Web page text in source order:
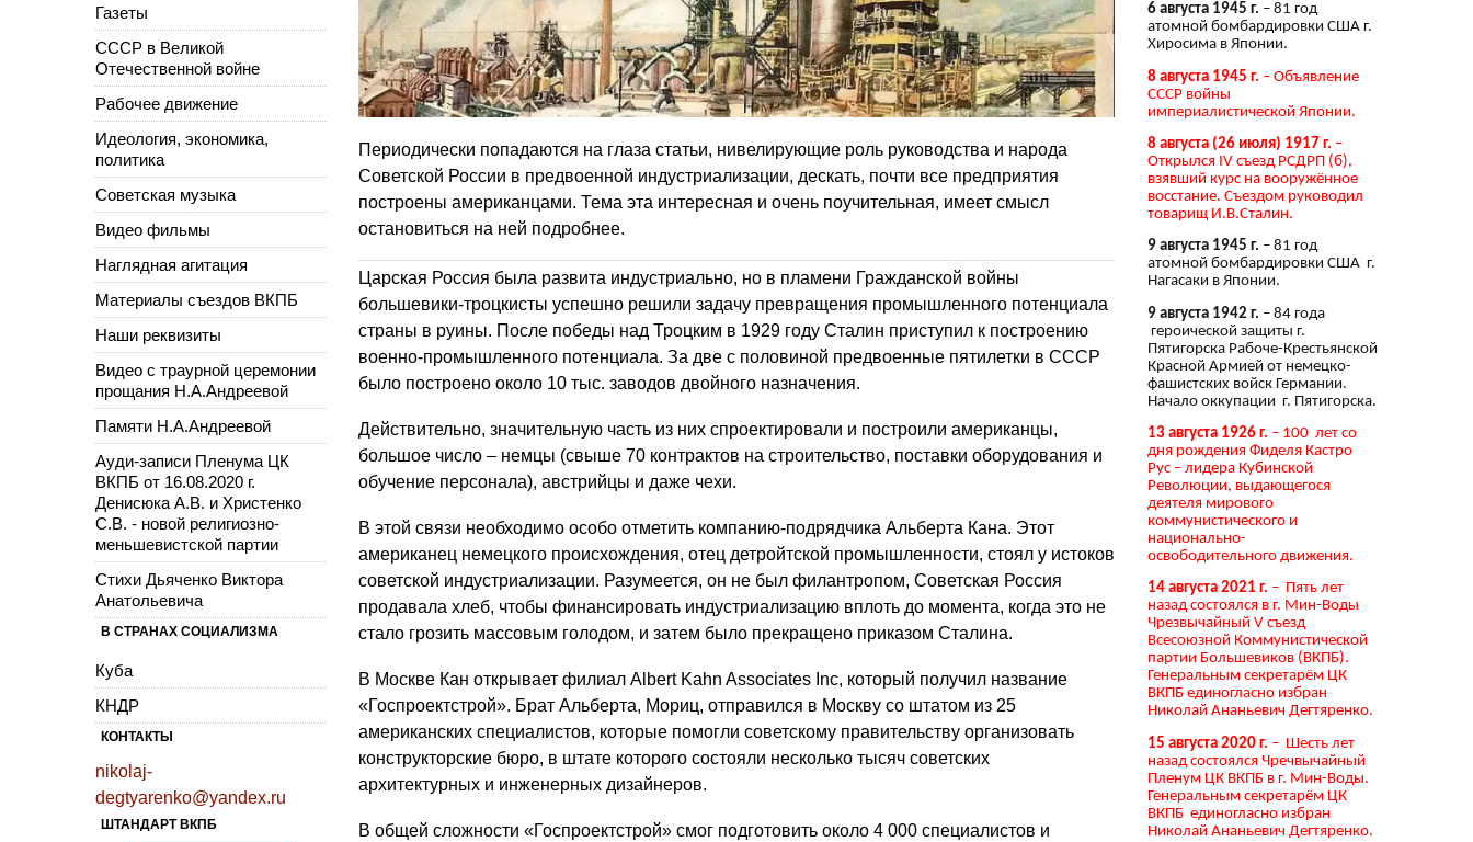
Периодически попадаются на глаза статьи, нивелирующие роль руководства и народа
Советской России в предвоенной индустриализации, дескать, почти все предприятия
построены американцами. Тема эта интересная и очень поучительная, имеет смысл
остановиться на ней подробнее.
Реклама| Buzzoola
Подробнее
Царская Россия была развита индустриально, но в пламени Гражданской войны
большевики-троцкисты успешно решили задачу превращения промышленного потенциала
страны в руины. После победы над Троцким в 1929 году Сталин приступил к построению
военно-промышленного потенциала. За две с половиной предвоенные пятилетки в СССР
было построено около 10 тыс. заводов двойного назначения.
Действительно, значительную часть из них спроектировали и построили американцы,
большое число – немцы (свыше 70 контрактов на строительство, поставки оборудования и
обучение персонала), австрийцы и даже чехи.
В этой связи необходимо особо отметить компанию-подрядчика Альберта Кана. Этот
американец немецкого происхождения, отец детройтской промышленности, стоял у истоков
советской индустриализации. Разумеется, он не был филантропом, Советская Россия
продавала хлеб, чтобы финансировать индустриализацию вплоть до момента, когда это не
стало грозить массовым голодом, и затем было прекращено приказом Сталина.
В Москве Кан открывает филиал Albert Kahn Associates Inc, который получил название
«Госпроектстрой». Брат Альберта, Мориц, отправился в Москву со штатом из 25
американских специалистов, которые помогли советскому правительству организовать
конструкторские бюро, в штате которого состояли несколько тысяч советских
архитектурных и инженерных дизайнеров.
В общей сложности «Госпроектстрой» смог подготовить около 4 000 специалистов и
Газеты
СССР в Великой
Отечественной войне
Рабочее движение
Идеология, экономика,
политика
Советская музыка
Видео фильмы
Наглядная агитация
Материалы съездов ВКПБ
Наши реквизиты
Видео с траурной церемонии
прощания Н.А.Андреевой
Памяти Н.А.Андреевой
Ауди-записи Пленума ЦК
ВКПБ от 16.08.2020 г.
Денисюка А.В. и Христенко
С.В. - новой религиозно-
меньшевистской партии
Стихи Дьяченко Виктора
Анатольевича
В СТРАНАХ СОЦИАЛИЗМА
Куба
КНДР
КОНТАКТЫ
nikolaj-
degtyarenko@yandex.ru
ШТАНДАРТ ВКПБ
6 августа 1945 г. – 81 год
атомной бомбардировки США г.
Хиросима в Японии.
8 августа 1945 г. – Объявление
СССР войны
империалистической Японии.
8 августа (26 июля) 1917 г. –
Открылся IV съезд РСДРП (б),
взявший курс на вооружённое
восстание. Съездом руководил
товарищ И.В.Сталин.
9 августа 1945 г. – 81 год
атомной бомбардировки США г.
Нагасаки в Японии.
9 августа 1942 г. – 84 года
героической защиты г.
Пятигорска Рабоче-Крестьянской
Красной Армией от немецко-
фашистских войск Германии.
Начало оккупации г. Пятигорска.
13 августа 1926 г. – 100 лет со
дня рождения Фиделя Кастро
Рус – лидера Кубинской
Революции, выдающегося
деятеля мирового
коммунистического и
национально-
освободительного движения.
14 августа 2021 г. – Пять лет
назад состоялся в г. Мин-Воды
Чрезвычайный V съезд
Всесоюзной Коммунистической
партии Большевиков (ВКПБ).
Генеральным секретарём ЦК
ВКПБ единогласно избран
Николай Ананьевич Дегтяренко.
15 августа 2020 г. – Шесть лет
назад состоялся Чречвычайный
Пленум ЦК ВКПБ в г. Мин-Воды.
Генеральным секретарём ЦК
ВКПБ единогласно избран
Николай Ананьевич Дегтяренко.